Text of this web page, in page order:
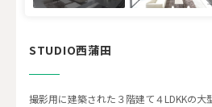
STUDIO西蒲田
撮影用に建築された３階建て４LDKKの